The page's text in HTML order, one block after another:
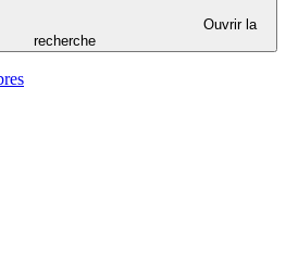
Ouvrir la
recherche